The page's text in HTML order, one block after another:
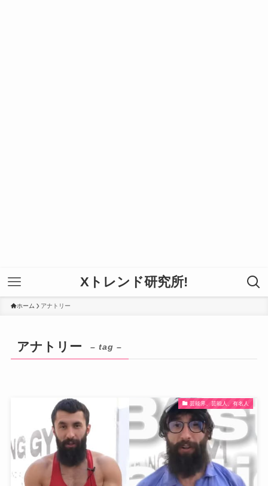
Xトレンド研究所!
ホーム アナトリー
アナトリー – tag –
芸能界、芸能人、有名人